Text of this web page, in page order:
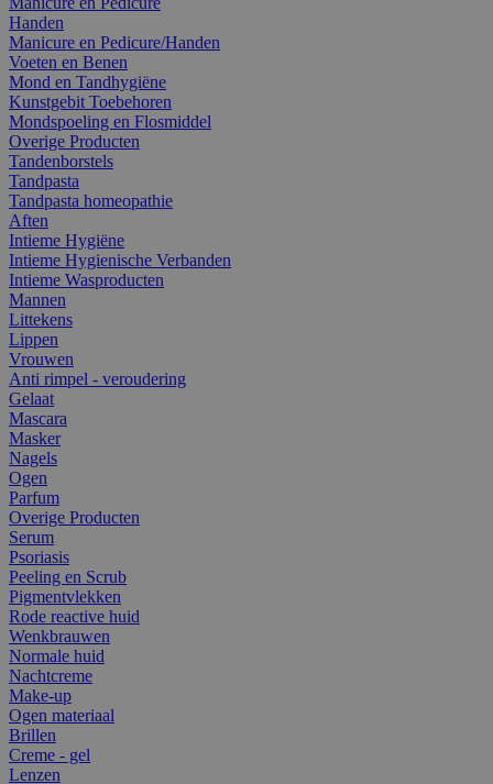
Handen
Manicure en Pedicure/Handen
Voeten en Benen
Mond en Tandhygiëne
Kunstgebit Toebehoren
Mondspoeling en Flosmiddel
Overige Producten
Tandenborstels
Tandpasta
Tandpasta homeopathie
Aften
Intieme Hygiëne
Intieme Hygienische Verbanden
Intieme Wasproducten
Mannen
Littekens
Lippen
Vrouwen
Anti rimpel - veroudering
Gelaat
Mascara
Masker
Nagels
Ogen
Parfum
Overige Producten
Serum
Psoriasis
Peeling en Scrub
Pigmentvlekken
Rode reactive huid
Wenkbrauwen
Normale huid
Nachtcreme
Make-up
Ogen materiaal
Brillen
Creme - gel
Lenzen